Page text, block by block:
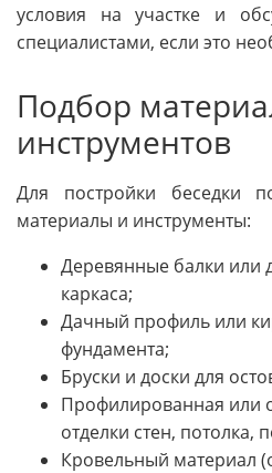
условия на участке и
специалистами, если это
Подбор
инструментов
Для постройки беседки
материалы и инструменты:
Деревянные балки или
каркаса;
Дачный профиль или
фундамента;
Бруски и доски для
Профилированная или
отделки стен, потолка,
Кровельный материал